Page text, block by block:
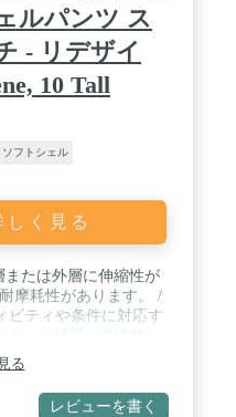
ルパンツ ス
- リデザイ
10 Tall
フトシェル
く見る
たは外層に伸縮性が
摩耗性があります。 /
ビティや条件に対応す
重量に耐えます。 / ソ
を備えた通気性の4方
る
レビューを書く